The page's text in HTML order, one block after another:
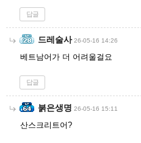
답글
드레술사 26-05-16 14:26
베트남어가 더 어려울걸요
답글
붉은생명 26-05-16 15:11
산스크리트어?